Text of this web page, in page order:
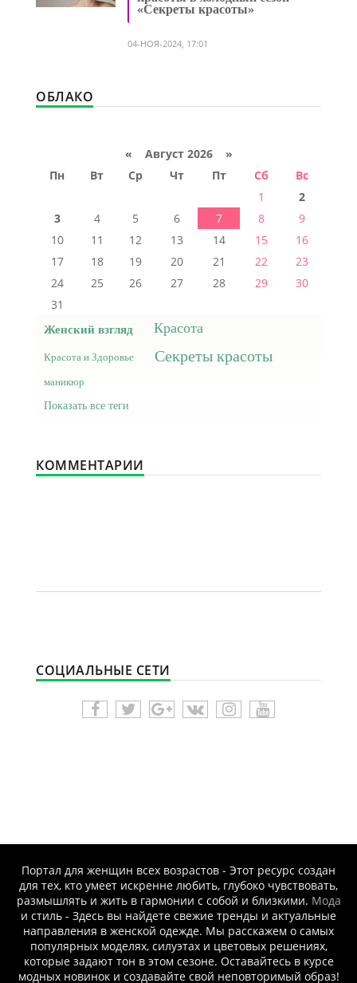
«Секреты красоты»
04-НОЯ-2024, 17:01
ОБЛАКО
« Август 2026 »
Пн
Вт Ср Чт Пт Сб
Вс
1
2
3
4 5 6 7 8
9
10
11 12 13 14 15
16
17
18 19 20 21 22
23
24
25 26 27 28 29
30
31
Женский взгляд Красота
Красота и Здоровье Секреты красоты
маникюр
Показать все теги
КОММЕНТАРИИ
СОЦИАЛЬНЫЕ СЕТИ
Портал для женщин всех возрастов - Этот ресурс создан
для тех, кто умеет искренне любить, глубоко чувствовать,
размышлять и жить в гармонии с собой и близкими. Мода
и стиль - Здесь вы найдете свежие тренды и актуальные
направления в женской одежде. Мы расскажем о самых
популярных моделях, силуэтах и цветовых решениях,
которые задают тон в этом сезоне. Оставайтесь в курсе
модных новинок и создавайте свой неповторимый образ!